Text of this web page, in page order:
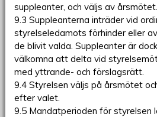
suppleanter, och väljs av årsmötet.
9.3 Suppleanterna inträder vid
styrelseledamots förhinder eller
de blivit valda. Suppleanter är
välkomna att delta vid
med yttrande- och förslagsrätt.
9.4 Styrelsen väljs på årsmötet
efter valet.
9.5 Mandatperioden för styrelsen